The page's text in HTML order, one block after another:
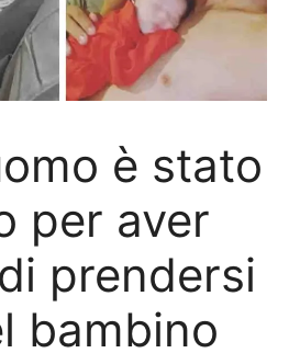
è stato
per aver
prendersi
bambino